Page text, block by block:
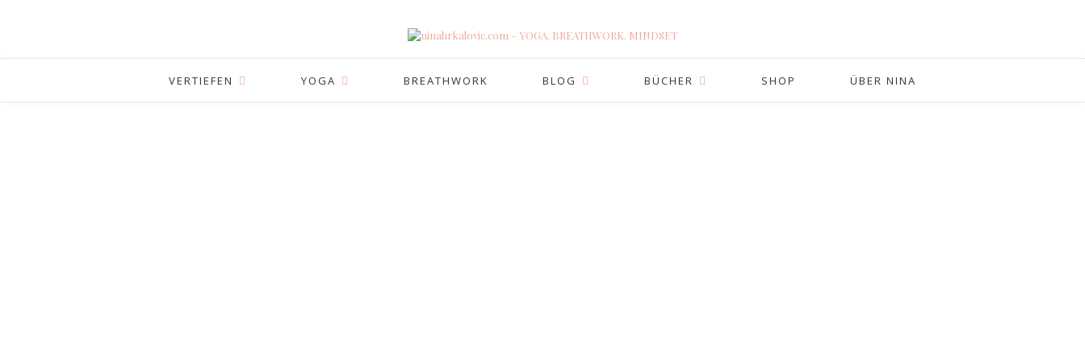
VERTIEFEN YOGA BREATHWORK BLOG BÜCHER SHOP ÜBER NINA